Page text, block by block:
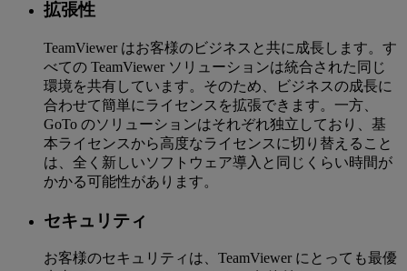
拡張性
TeamViewer はお客様のビジネスと共に成長します。す
べての TeamViewer ソリューションは統合された同じ
環境を共有しています。そのため、ビジネスの成長に
合わせて簡単にライセンスを拡張できます。一方、
GoTo のソリューションはそれぞれ独立しており、基
本ライセンスから高度なライセンスに切り替えること
は、全く新しいソフトウェア導入と同じくらい時間が
かかる可能性があります。
セキュリティ
お客様のセキュリティは、TeamViewer にとっても最優